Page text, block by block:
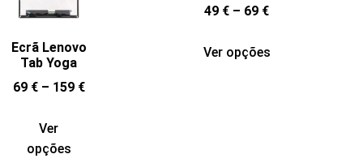
Ecrã Lenovo
Tab Yoga
69 € – 159 €
Ver
opções
49 € – 69 €
Ver opções